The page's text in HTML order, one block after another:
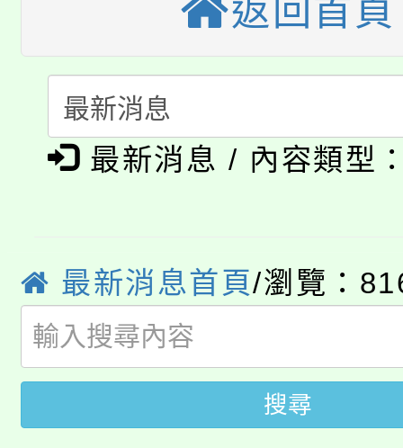
代理(課)教師甄選結果
公告本校115學年度第
代理(課)教師甄選結果(
轉知中國文化大學推廣
《TA101》溝通分析基
程，歡迎學生輔導中心
系所師生報名參加。
淨零綠生活教案入校路
會
115年食農教育專業人
版
公告本校115學年度第
代理(課)教師甄選結果(
「2026金融保險知識
車」活動
桃園市115學年度學生
生本土語及新住民語歌
公告本校115學年度第
返回首頁
最新消息 / 內容類型
最新消息首頁/瀏覽：
搜尋